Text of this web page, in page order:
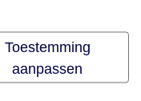
Toestemming
aanpassen